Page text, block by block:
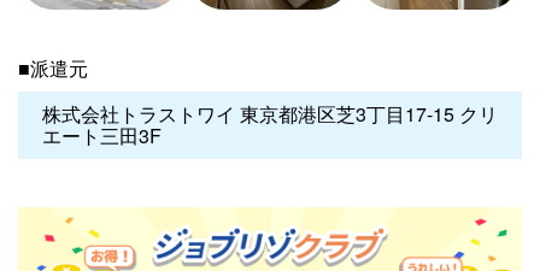
■派遣元
株式会社トラストワイ 東京都港区芝3丁目17-15 クリ
エート三田3F